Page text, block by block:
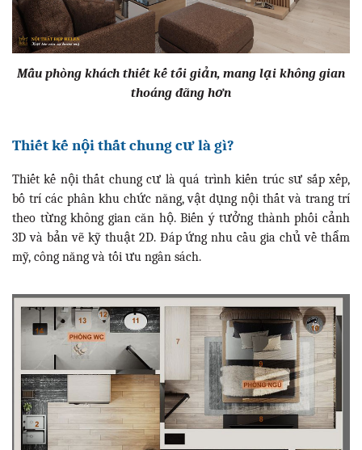
Mẫu phòng khách thiết kế tối giản, mang lại không gian
thoáng đãng hơn
Thiết kế nội thất chung cư là gì?
Thiết kế nội thất chung cư là quá trình kiến trúc sư sắp xếp,
bố trí các phân khu chức năng, vật dụng nội thất và trang trí
theo từng không gian căn hộ. Biến ý tưởng thành phối cảnh
3D và bản vẽ kỹ thuật 2D. Đáp ứng nhu cầu gia chủ về thẩm
mỹ, công năng và tối ưu ngân sách.